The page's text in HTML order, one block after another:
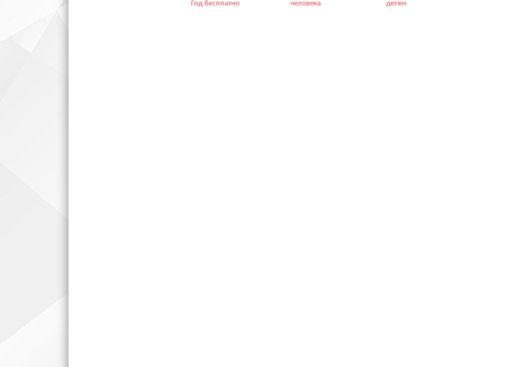
Год бесплатно
человека
детям